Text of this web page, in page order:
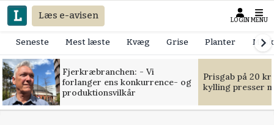
Læs e-avisen LOGIN MENU
Seneste Mest læste Kvæg Grise Planter
Fjerkræbranchen: - Vi
forlanger ens konkurrence- og
produktionsvilkår
Prisgab på 20
kylling presser